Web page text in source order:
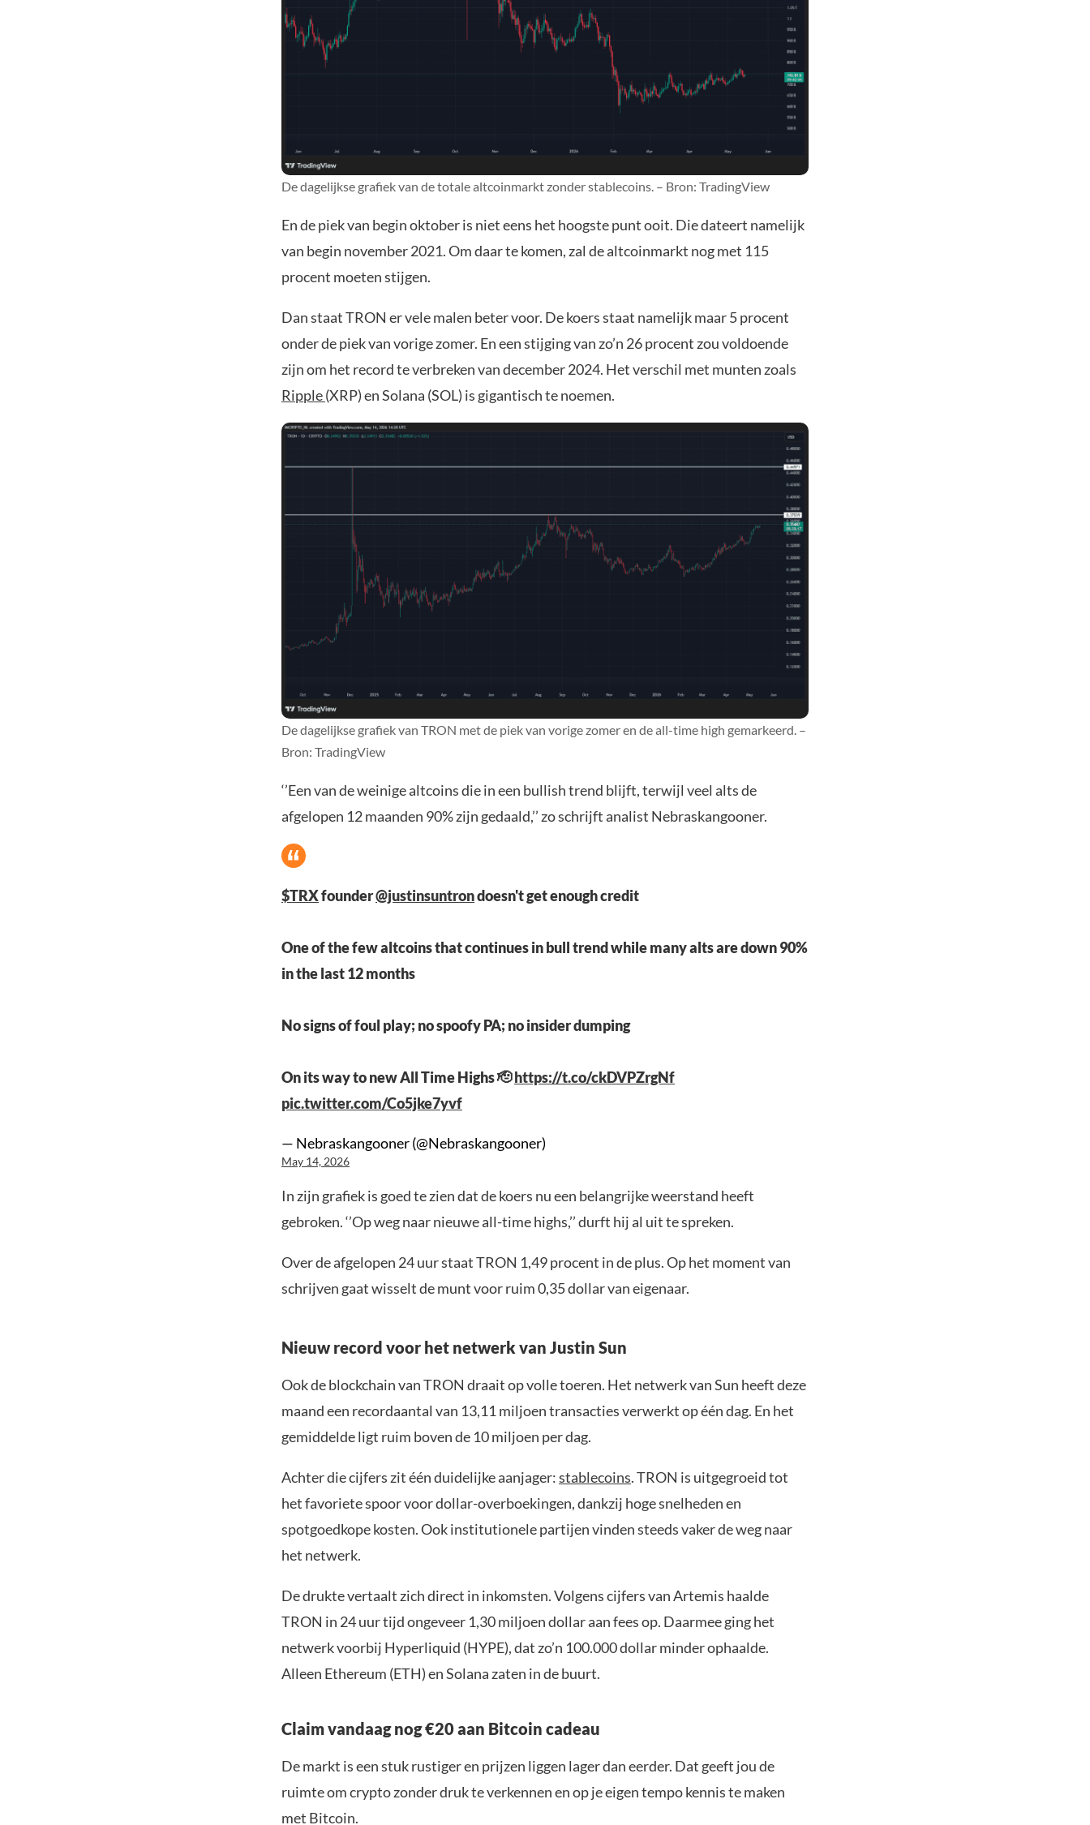
De dagelijkse grafiek van de totale altcoinmarkt zonder stablecoins. – Bron: TradingView
En de piek van begin oktober is niet eens het hoogste punt ooit. Die dateert namelijk
van begin november 2021. Om daar te komen, zal de altcoinmarkt nog met 115
procent moeten stijgen.
Dan staat TRON er vele malen beter voor. De koers staat namelijk maar 5 procent
onder de piek van vorige zomer. En een stijging van zo’n 26 procent zou voldoende
zijn om het record te verbreken van december 2024. Het verschil met munten zoals
Ripple(XRP) en Solana (SOL) is gigantisch te noemen.
De dagelijkse grafiek van TRON met de piek van vorige zomer en de all-time high gemarkeerd. –
Bron: TradingView
‘’Een van de weinige altcoins die in een bullish trend blijft, terwijl veel alts de
afgelopen 12 maanden 90% zijn gedaald,’’ zo schrijft analist Nebraskangooner.
$TRXfounder@justinsuntrondoesn't get enough credit
One of the few altcoins that continues in bull trend while many alts are down 90%
in the last 12 months
No signs of foul play; no spoofy PA; no insider dumping
On its way to new All Time Highs 🫡https://t.co/ckDVPZrgNf
pic.twitter.com/Co5jke7yvf
— Nebraskangooner (@Nebraskangooner)
May 14, 2026
In zijn grafiek is goed te zien dat de koers nu een belangrijke weerstand heeft
gebroken. ‘’Op weg naar nieuwe all-time highs,’’ durft hij al uit te spreken.
Over de afgelopen 24 uur staat TRON 1,49 procent in de plus. Op het moment van
schrijven gaat wisselt de munt voor ruim 0,35 dollar van eigenaar.
Nieuw record voor het netwerk van Justin Sun
Ook de blockchain van TRON draait op volle toeren. Het netwerk van Sun heeft deze
maand een recordaantal van 13,11 miljoen transacties verwerkt op één dag. En het
gemiddelde ligt ruim boven de 10 miljoen per dag.
Achter die cijfers zit één duidelijke aanjager:stablecoins. TRON is uitgegroeid tot
het favoriete spoor voor dollar-overboekingen, dankzij hoge snelheden en
spotgoedkope kosten. Ook institutionele partijen vinden steeds vaker de weg naar
het netwerk.
De drukte vertaalt zich direct in inkomsten. Volgens cijfers van Artemis haalde
TRON in 24 uur tijd ongeveer 1,30 miljoen dollar aan fees op. Daarmee ging het
netwerk voorbij Hyperliquid (HYPE), dat zo’n 100.000 dollar minder ophaalde.
Alleen Ethereum (ETH) en Solana zaten in de buurt.
Claim vandaag nog €20 aan Bitcoin cadeau
De markt is een stuk rustiger en prijzen liggen lager dan eerder. Dat geeft jou de
ruimte om crypto zonder druk te verkennen en op je eigen tempo kennis te maken
met Bitcoin.